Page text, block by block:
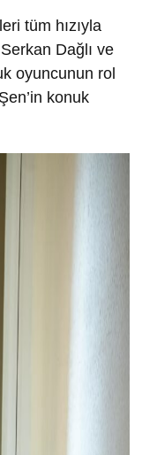
tüm hızıyla
Dağlı ve
oyuncunun rol
konuk